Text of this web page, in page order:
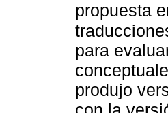
propuesta
para
produjo